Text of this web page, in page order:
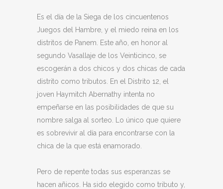
Es el día de la Siega de los cincuentenos
Juegos del Hambre, y el miedo reina en los
distritos de Panem. Este año, en honor al
segundo Vasallaje de los Veinticinco, se
escogerán a dos chicos y dos chicas de cada
distrito como tributos. En el Distrito 12, el
joven Haymitch Abernathy intenta no
empeñarse en las posibilidades de que su
nombre salga al sorteo. Lo único que quiere
es sobrevivir al día para encontrarse con la
chica de la que está enamorado.
Pero de repente todas sus esperanzas se
hacen añicos. Ha sido elegido como tributo y,